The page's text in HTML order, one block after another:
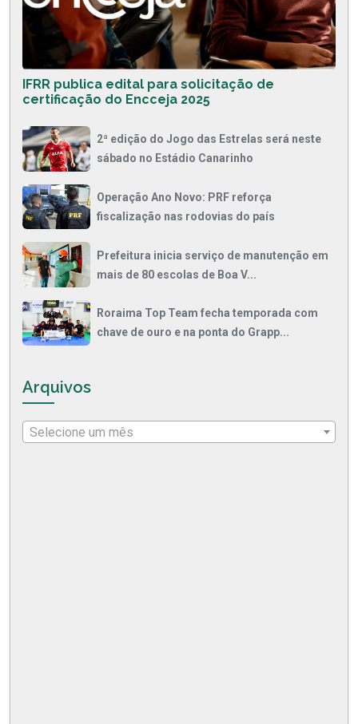
IFRR publica edital para solicitação de
certificação do Encceja 2025
2ª edição do Jogo das Estrelas será neste
sábado no Estádio Canarinho
Operação Ano Novo: PRF reforça
fiscalização nas rodovias do país
Prefeitura inicia serviço de manutenção em
mais de 80 escolas de Boa V...
Roraima Top Team fecha temporada com
chave de ouro e na ponta do Grapp...
Arquivos
Selecione um mês